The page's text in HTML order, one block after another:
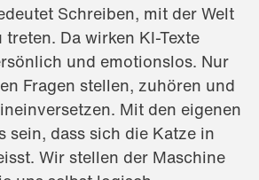
Schreiben, mit der Welt
Da wirken KI-Texte
und emotionslos. Nur
Fragen stellen, zuhören und
Mit den eigenen
sein, dass sich die Katze in
Wir stellen der Maschine